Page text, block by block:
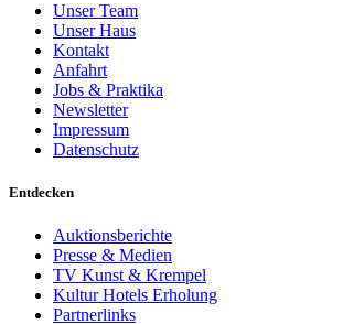
Unser Team
Unser Haus
Kontakt
Anfahrt
Jobs & Praktika
Newsletter
Impressum
Datenschutz
Entdecken
Auktionsberichte
Presse & Medien
TV Kunst & Krempel
Kultur Hotels Erholung
Partnerlinks